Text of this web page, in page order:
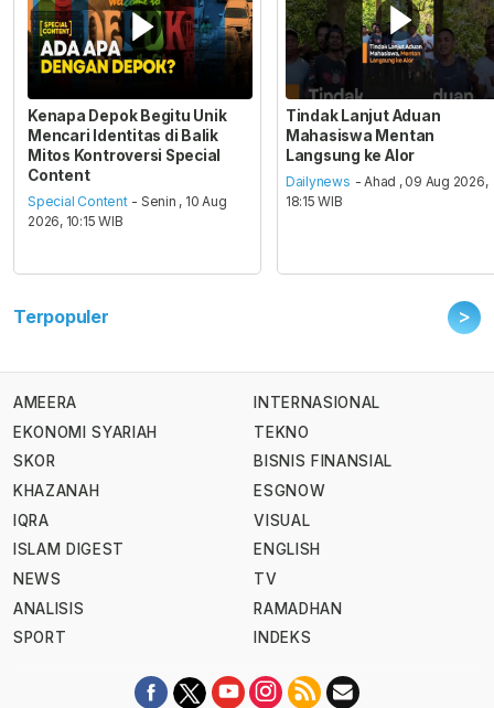
Kenapa Depok Begitu Unik
Mencari Identitas di Balik
Mitos Kontroversi Special
Content
Special Content - Senin , 10 Aug
2026, 10:15 WIB
Tindak Lanjut Aduan
Mahasiswa Mentan
Langsung ke Alor
Dailynews - Ahad , 09 Aug 2026,
18:15 WIB
Terpopuler >
AMEERA
EKONOMI SYARIAH
SKOR
KHAZANAH
IQRA
ISLAM DIGEST
NEWS
ANALISIS
SPORT
INTERNASIONAL
TEKNO
BISNIS FINANSIAL
ESGNOW
VISUAL
ENGLISH
TV
RAMADHAN
INDEKS